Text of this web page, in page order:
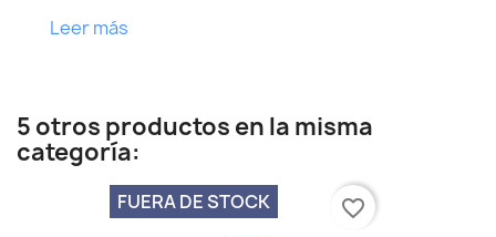
Leer más
5 otros productos en la misma
categoría:
FUERA DE STOCK favorite_border